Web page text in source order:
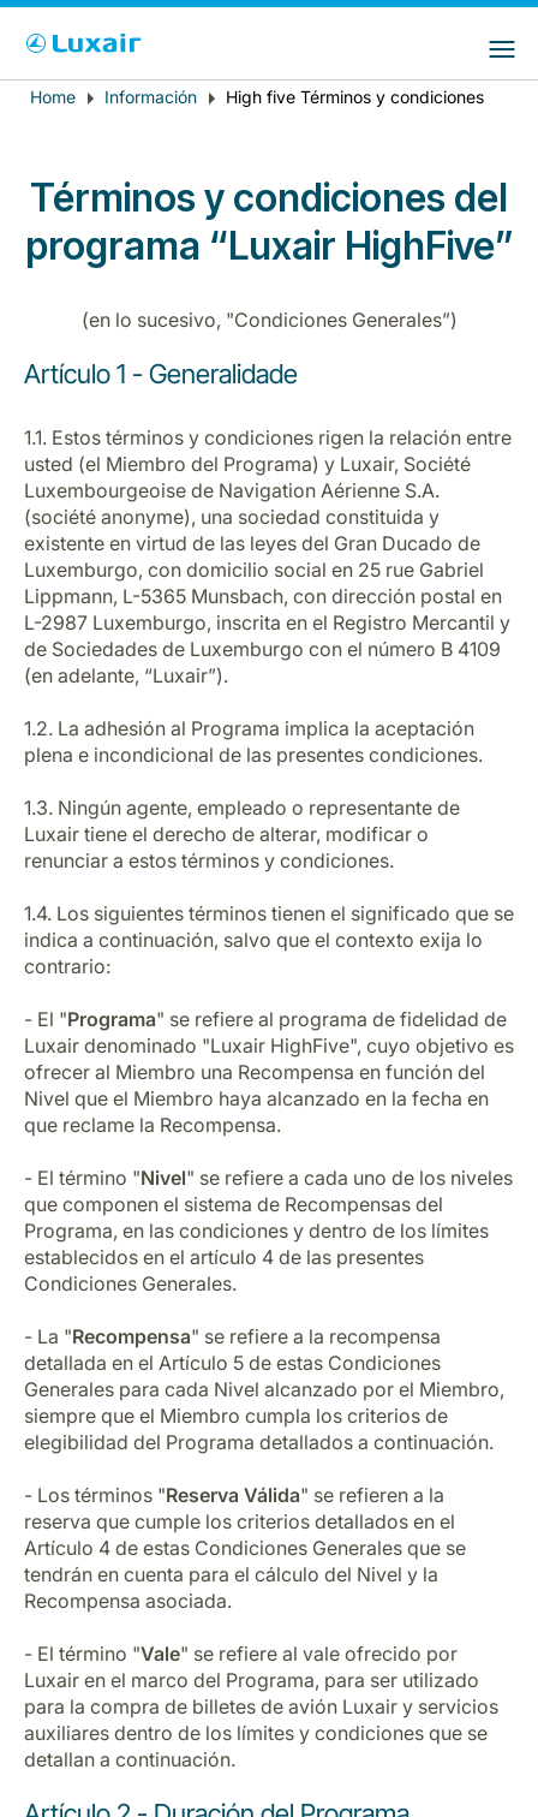
Grupo Luxair
Carrera en Luxair
Breadcrumb
Home Información High five Términos y condiciones
Términos y condiciones del
programa “Luxair HighFive”
(en lo sucesivo, "Condiciones Generales”)
Artículo 1 - Generalidade
1.1. Estos términos y condiciones rigen la relación entre
usted (el Miembro del Programa) y Luxair, Société
Luxembourgeoise de Navigation Aérienne S.A.
(société anonyme), una sociedad constituida y
existente en virtud de las leyes del Gran Ducado de
Luxemburgo, con domicilio social en 25 rue Gabriel
Lippmann, L-5365 Munsbach, con dirección postal en
L-2987 Luxemburgo, inscrita en el Registro Mercantil y
de Sociedades de Luxemburgo con el número B 4109
(en adelante, “Luxair”).
1.2. La adhesión al Programa implica la aceptación
plena e incondicional de las presentes condiciones.
1.3. Ningún agente, empleado o representante de
Luxair tiene el derecho de alterar, modificar o
renunciar a estos términos y condiciones.
1.4. Los siguientes términos tienen el significado que se
indica a continuación, salvo que el contexto exija lo
contrario:
- El "Programa" se refiere al programa de fidelidad de
Luxair denominado "Luxair HighFive", cuyo objetivo es
ofrecer al Miembro una Recompensa en función del
Nivel que el Miembro haya alcanzado en la fecha en
que reclame la Recompensa.
- El término "Nivel" se refiere a cada uno de los niveles
que componen el sistema de Recompensas del
Programa, en las condiciones y dentro de los límites
establecidos en el artículo 4 de las presentes
Condiciones Generales.
- La "Recompensa" se refiere a la recompensa
detallada en el Artículo 5 de estas Condiciones
Generales para cada Nivel alcanzado por el Miembro,
siempre que el Miembro cumpla los criterios de
elegibilidad del Programa detallados a continuación.
- Los términos "Reserva Válida" se refieren a la
reserva que cumple los criterios detallados en el
Artículo 4 de estas Condiciones Generales que se
tendrán en cuenta para el cálculo del Nivel y la
Recompensa asociada.
- El término "Vale" se refiere al vale ofrecido por
Luxair en el marco del Programa, para ser utilizado
para la compra de billetes de avión Luxair y servicios
auxiliares dentro de los límites y condiciones que se
detallan a continuación.